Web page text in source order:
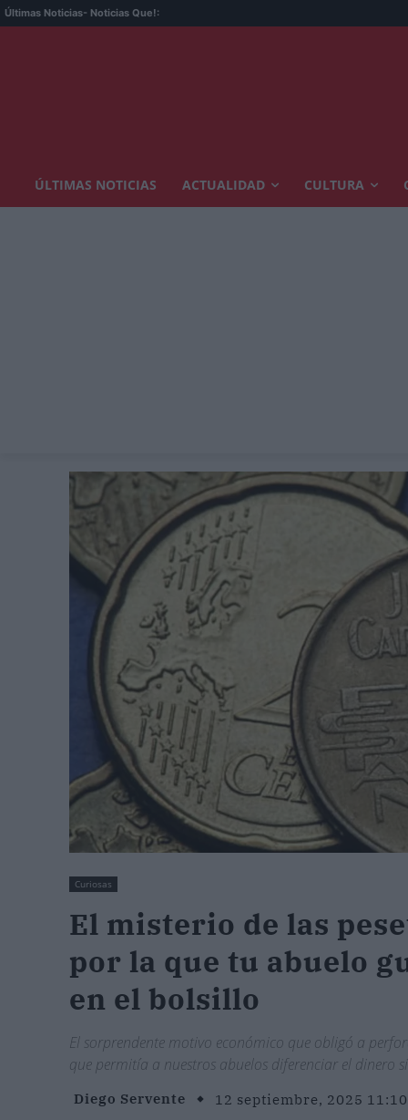
Últimas Noticias- Noticias Que!:
ÚLTIMAS NOTICIAS ACTUALIDAD CULTURA
Curiosas
El misterio de las
por la que tu abuelo
en el bolsillo
El sorprendente motivo económico que obligó a
que permitía a nuestros abuelos diferenciar el dinero
Diego Servente 12 septiembre, 2025 11:10